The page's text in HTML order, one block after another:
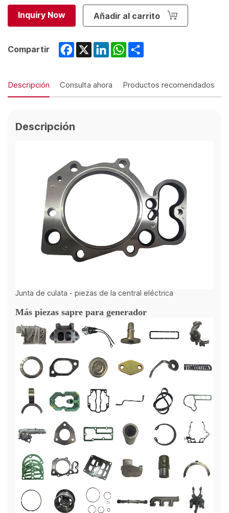
Inquiry Now Añadir al carrito
Compartir Facebook
X LinkedInWhatsApp
Descripción Consulta ahora Productos recomendados
Descripción
Junta de culata - piezas de la central eléctrica
Más piezas sapre para generador